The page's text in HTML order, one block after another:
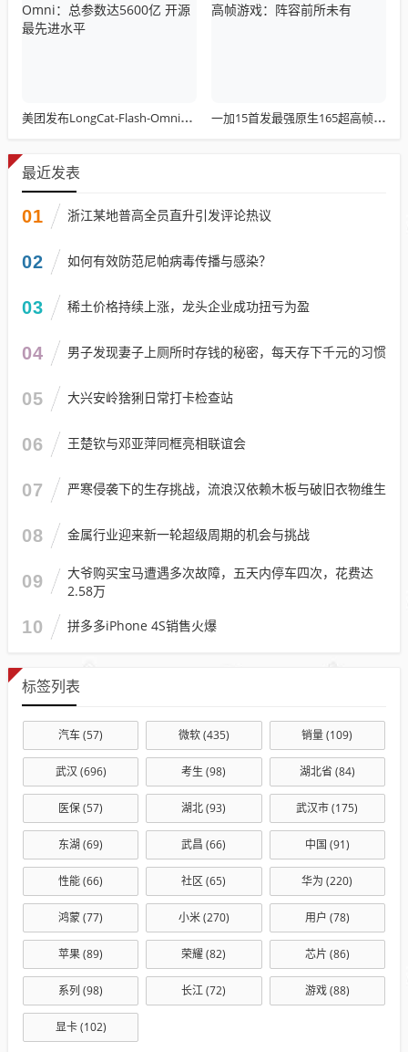
美团发布LongCat-Flash-Omni：总参数达5600亿 开源最先进水平 一加15首发最强原生165超高帧游戏：阵容前所未有
最近发表
01 浙江某地普高全员直升引发评论热议
02 如何有效防范尼帕病毒传播与感染？
03 稀土价格持续上涨，龙头企业成功扭亏为盈
04 男子发现妻子上厕所时存钱的秘密，每天存下千元的习惯
05 大兴安岭猞猁日常打卡检查站
06 王楚钦与邓亚萍同框亮相联谊会
07 严寒侵袭下的生存挑战，流浪汉依赖木板与破旧衣物维生
08 金属行业迎来新一轮超级周期的机会与挑战
09
大爷购买宝马遭遇多次故障，五天内停车四次，花费达
2.58万
10 拼多多iPhone 4S销售火爆
标签列表
汽车(57) 微软(435) 销量(109)
武汉 (696) 考生 (98) 湖北省 (84)
医保(57) 湖北(93) 武汉市(175)
东湖 (69) 武昌 (66) 中国 (91)
性能(66) 社区 (65) 华为 (220)
鸿蒙(77) 小米(270) 用户 (78)
苹果(89) 荣耀(82) 芯片 (86)
系列 (98) 长江(72) 游戏(88)
显卡(102)